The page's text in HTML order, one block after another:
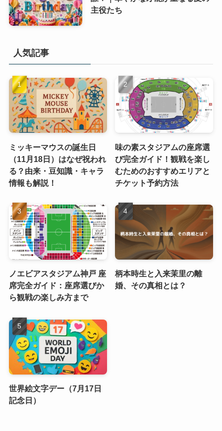
主役たち
人気記事
ミッキーマウスの誕生日
（11月18日）はなぜ祝われ
る？由来・豆知識・キャラ
情報も解説！
味の素スタジアムの座席選
び完全ガイド！観戦を楽し
むためのおすすめエリアと
チケット予約方法
ノエビアスタジアム神戸 座
席完全ガイド：座席選びか
ら観戦の楽しみ方まで
柄本時生と入来茉里の離
婚、その真相とは？
世界絵文字デー（7月17日
記念日）